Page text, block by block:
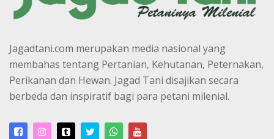
Jagadtani.com merupakan media nasional yang
membahas tentang Pertanian, Kehutanan, Peternakan,
Perikanan dan Hewan. Jagad Tani disajikan secara
berbeda dan inspiratif bagi para petani milenial.